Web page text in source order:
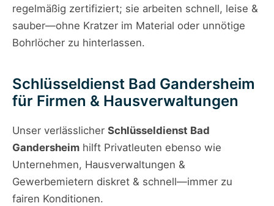
regelmäßig zertifiziert; sie arbeiten schnell, leise &
sauber—ohne Kratzer im Material oder unnötige
Bohrlöcher zu hinterlassen.
Schlüsseldienst Bad Gandersheim
für Firmen & Hausverwaltungen
Unser verlässlicher Schlüsseldienst Bad
Gandersheim hilft Privatleuten ebenso wie
Unternehmen, Hausverwaltungen &
Gewerbemietern diskret & schnell—immer zu
fairen Konditionen.